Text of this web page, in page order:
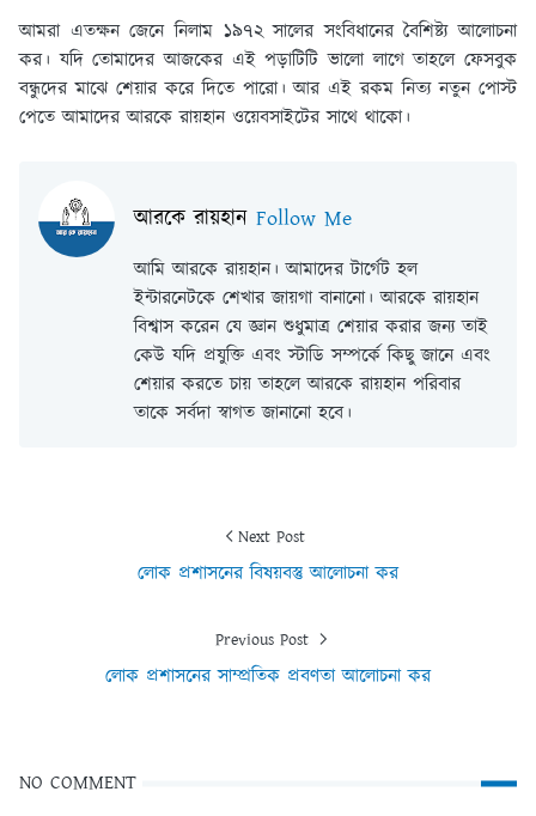
আমরা এতক্ষন জেনে নিলাম ১৯৭২ সালের সংবিধানের বৈশিষ্ট্য আলোচনা
কর। যদি তোমাদের আজকের এই পড়াটিটি ভালো লাগে তাহলে ফেসবুক
বন্ধুদের মাঝে শেয়ার করে দিতে পারো। আর এই রকম নিত্য নতুন পোস্ট
পেতে আমাদের আরকে রায়হান ওয়েবসাইটের সাথে থাকো।
আরকে রায়হান Follow Me
আমি আরকে রায়হান। আমাদের টার্গেট হল
ইন্টারনেটকে শেখার জায়গা বানানো। আরকে রায়হান
বিশ্বাস করেন যে জ্ঞান শুধুমাত্র শেয়ার করার জন্য তাই
কেউ যদি প্রযুক্তি এবং স্টাডি সম্পর্কে কিছু জানে এবং
শেয়ার করতে চায় তাহলে আরকে রায়হান পরিবার
তাকে সর্বদা স্বাগত জানানো হবে।
Next Post
লোক প্রশাসনের বিষয়বস্তু আলোচনা কর
Previous Post
লোক প্রশাসনের সাম্প্রতিক প্রবণতা আলোচনা কর
NO COMMENT